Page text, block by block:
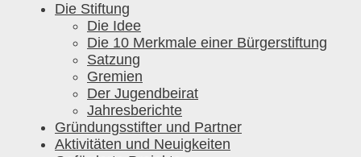
Die Stiftung
Die Idee
Die 10 Merkmale einer Bürgerstiftung
Satzung
Gremien
Der Jugendbeirat
Jahresberichte
Gründungsstifter und Partner
Aktivitäten und Neuigkeiten